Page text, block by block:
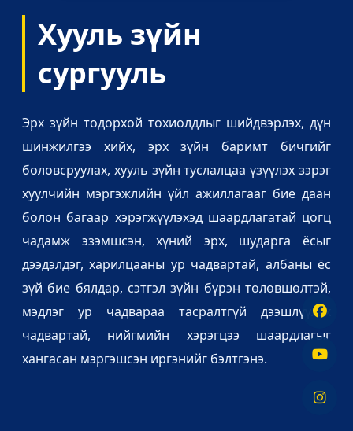
Хууль зүйн
сургууль
Эрх зүйн тодорхой тохиолдлыг шийдвэрлэх, дүн
шинжилгээ хийх, эрх зүйн баримт бичгийг
боловсруулах, хууль зүйн туслалцаа үзүүлэх зэрэг
хуулчийн мэргэжлийн үйл ажиллагааг бие даан
болон багаар хэрэгжүүлэхэд шаардлагатай цогц
чадамж эзэмшсэн, хүний эрх, шударга ёсыг
дээдэлдэг, харилцааны ур чадвартай, албаны ёс
зүй бие бялдар, сэтгэл зүйн бүрэн төлөвшөлтэй,
мэдлэг ур чадвараа тасралтгүй дээшлүүлэх
чадвартай, нийгмийн хэрэгцээ шаардлагыг
хангасан мэргэшсэн иргэнийг бэлтгэнэ.